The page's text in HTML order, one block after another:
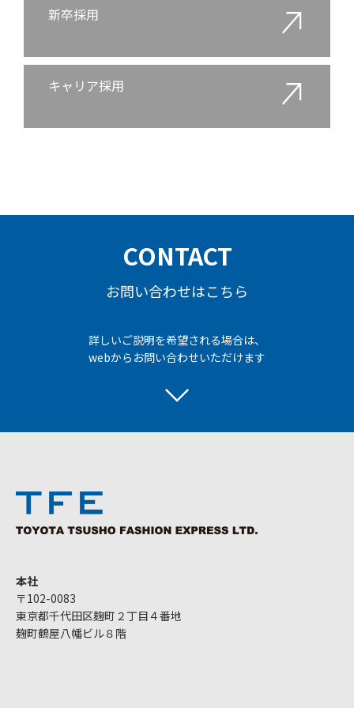
新卒採用
キャリア採用
CONTACT
お問い合わせはこちら
詳しいご説明を希望される場合は、
webからお問い合わせいただけます
本社
〒102-0083
東京都千代田区麹町２丁目４番地
麹町鶴屋八幡ビル８階